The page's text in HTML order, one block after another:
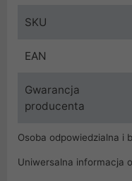
SKU
EAN
Gwarancja
producenta
Osoba odpowiedzialna i
Uniwersalna informacja